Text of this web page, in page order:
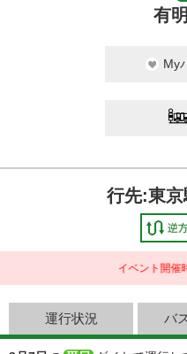
有
My
行先:東
イベント開催
運行状況 バ